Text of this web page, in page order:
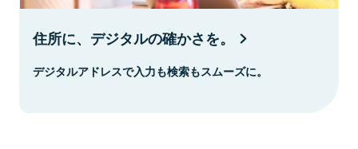
住所に、デジタルの確かさを。
デジタルアドレスで入力も検索もスムーズに。